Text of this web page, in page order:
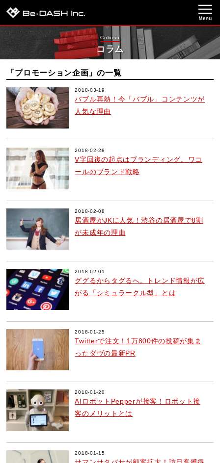
Column
コラム
「プロモーション企画」の一覧
2018-03-19
バブル再熱！今「バブル」コンテンツが
人気な理由
2018-02-28
V字回復の起点はブランディング。ワコ
ールのブランド戦略
2018-02-08
居酒屋がJKに人気！渋谷の居酒屋で8割
が未成年の理由
2018-02-01
ググるからタグるへ。トレンド情報が広
がる「シミュラークル型」とは
2018-01-25
Twitterで注文！1万800件の投稿が集ま
ったダヴの最新PR
2018-01-20
AIロボットPepperが接客！ロボット接
客のメリットとは
2018-01-15